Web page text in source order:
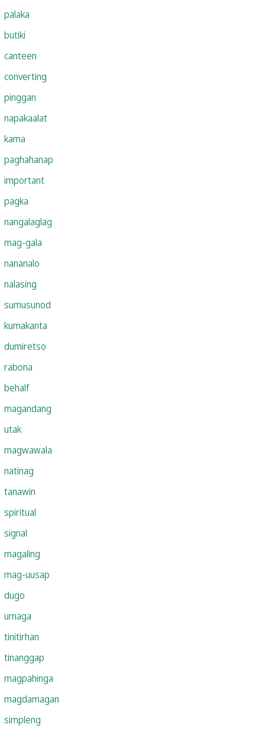
palaka
butiki
canteen
converting
pinggan
napakaalat
kama
paghahanap
important
pagka
nangalaglag
mag-gala
nananalo
nalasing
sumusunod
kumakanta
dumiretso
rabona
behalf
magandang
utak
magwawala
natinag
tanawin
spiritual
signal
magaling
mag-uusap
dugo
umaga
tinitirhan
tinanggap
magpahinga
magdamagan
simpleng